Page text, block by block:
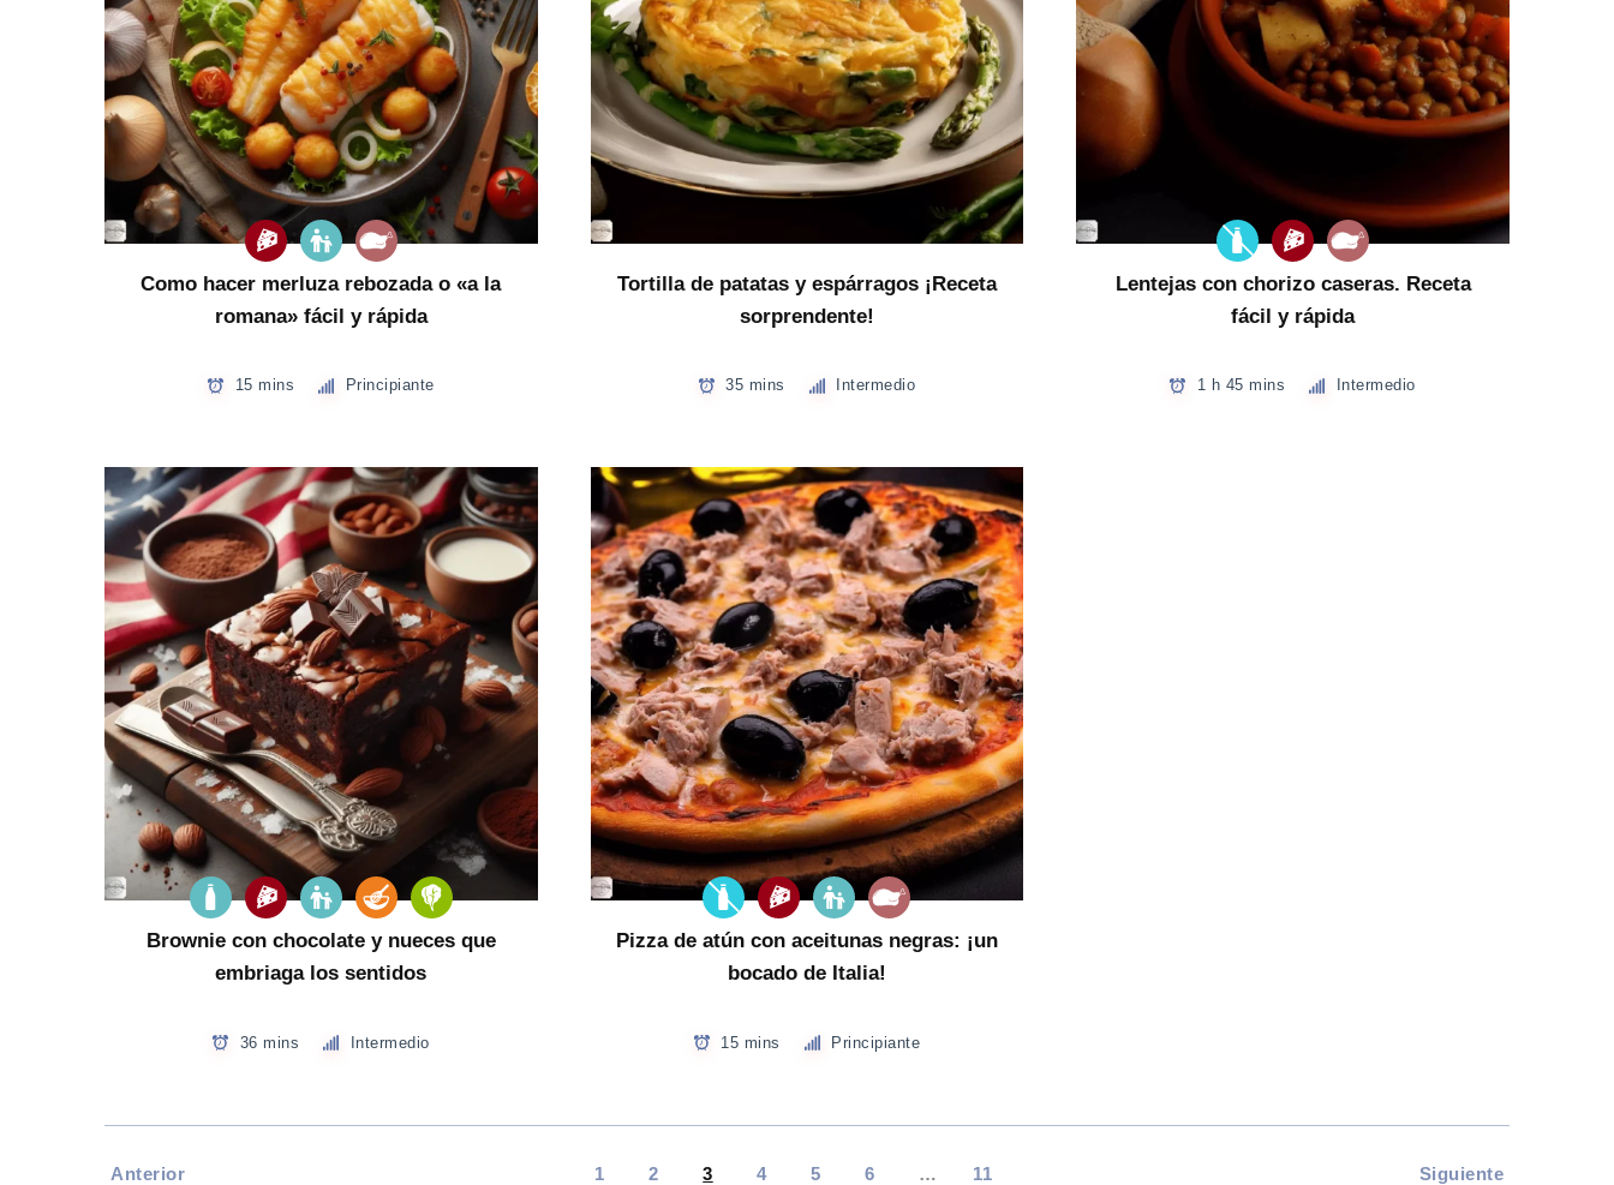
Como hacer merluza rebozada o «a la
romana» fácil y rápida
15 mins Principiante
Tortilla de patatas y espárragos ¡Receta
sorprendente!
35 mins Intermedio
Lentejas con chorizo caseras. Receta
fácil y rápida
1 h 45 mins Intermedio
Brownie con chocolate y nueces que
embriaga los sentidos
36 mins Intermedio
Pizza de atún con aceitunas negras: ¡un
bocado de Italia!
15 mins Principiante
Anterior 1 2 3 4 5 6 … 11 Siguiente